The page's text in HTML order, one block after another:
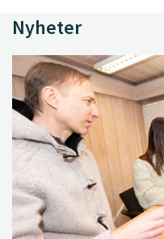
Nyheter